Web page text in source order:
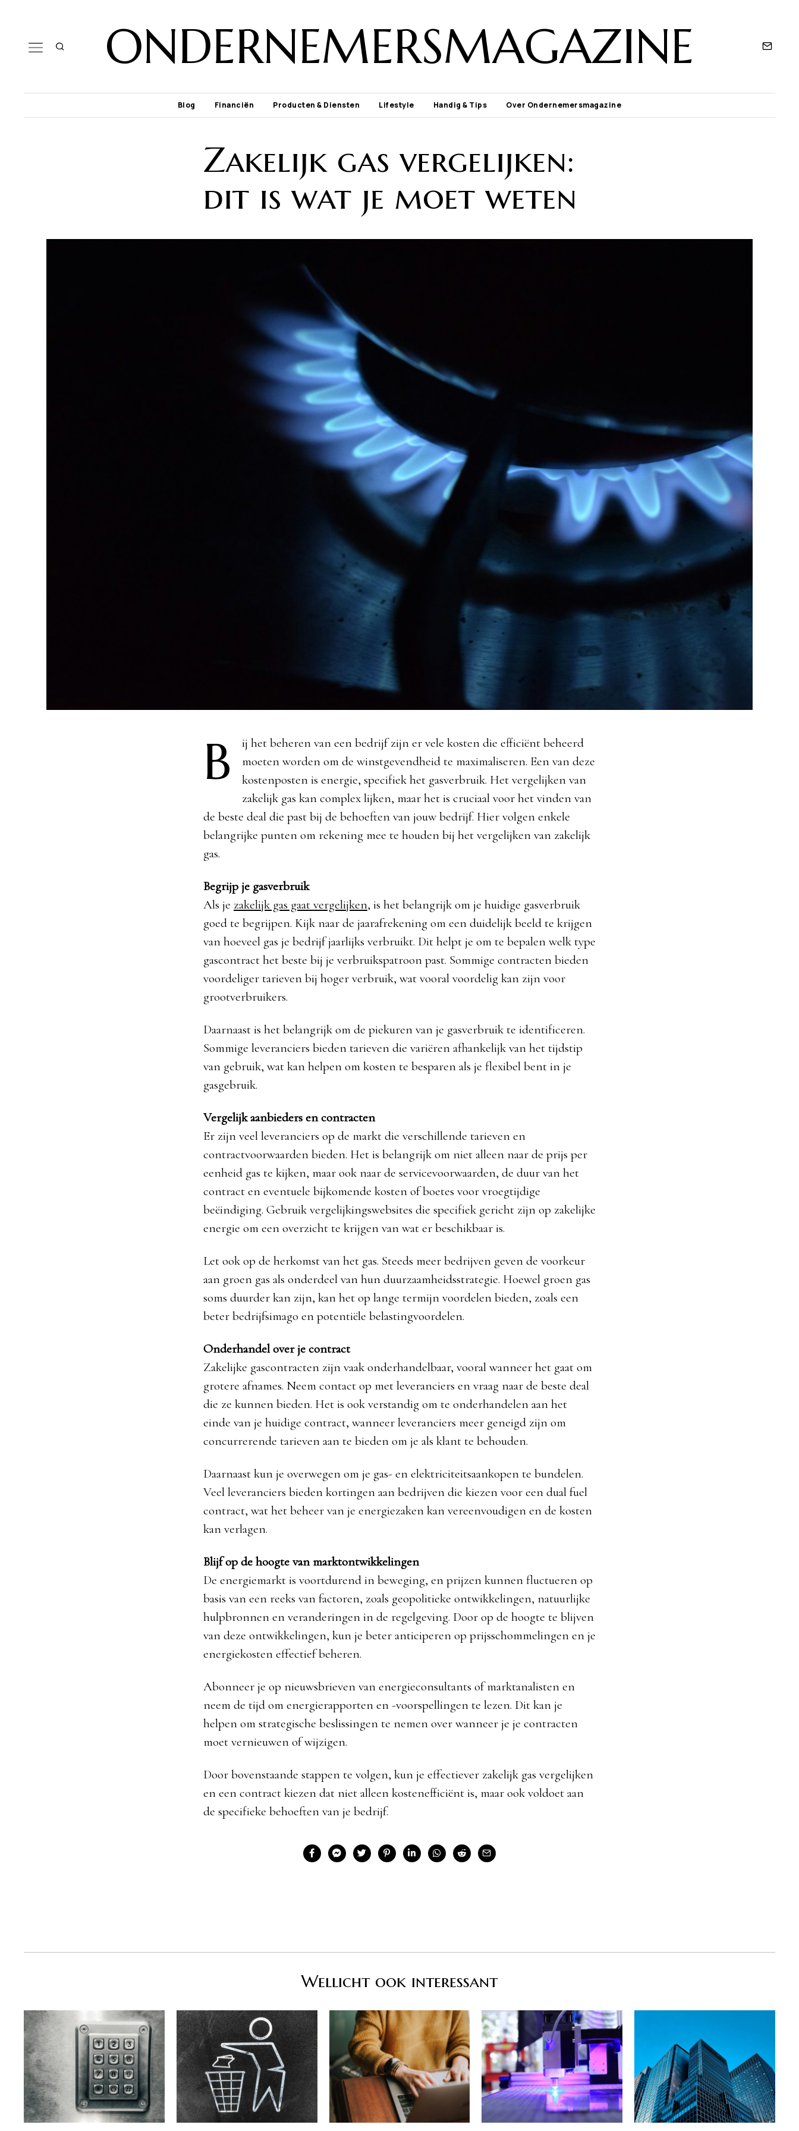
ONDERNEMERSMAGAZINE
Blog Financiën Producten & Diensten Lifestyle Handig & Tips Over Ondernemersmagazine
Zakelijk gas vergelijken:
dit is wat je moet weten
B
ij het beheren van een bedrijf zijn er vele kosten die efficiënt beheerd
moeten worden om de winstgevendheid te maximaliseren. Een van deze
kostenposten is energie, specifiek het gasverbruik. Het vergelijken van
zakelijk gas kan complex lijken, maar het is cruciaal voor het vinden van
de beste deal die past bij de behoeften van jouw bedrijf. Hier volgen enkele
belangrijke punten om rekening mee te houden bij het vergelijken van zakelijk
gas.
Begrijp je gasverbruik
Als je zakelijk gas gaat vergelijken, is het belangrijk om je huidige gasverbruik
goed te begrijpen. Kijk naar de jaarafrekening om een duidelijk beeld te krijgen
van hoeveel gas je bedrijf jaarlijks verbruikt. Dit helpt je om te bepalen welk type
gascontract het beste bij je verbruikspatroon past. Sommige contracten bieden
voordeliger tarieven bij hoger verbruik, wat vooral voordelig kan zijn voor
grootverbruikers.
Daarnaast is het belangrijk om de piekuren van je gasverbruik te identificeren.
Sommige leveranciers bieden tarieven die variëren afhankelijk van het tijdstip
van gebruik, wat kan helpen om kosten te besparen als je flexibel bent in je
gasgebruik.
Vergelijk aanbieders en contracten
Er zijn veel leveranciers op de markt die verschillende tarieven en
contractvoorwaarden bieden. Het is belangrijk om niet alleen naar de prijs per
eenheid gas te kijken, maar ook naar de servicevoorwaarden, de duur van het
contract en eventuele bijkomende kosten of boetes voor vroegtijdige
beëindiging. Gebruik vergelijkingswebsites die specifiek gericht zijn op zakelijke
energie om een overzicht te krijgen van wat er beschikbaar is.
Let ook op de herkomst van het gas. Steeds meer bedrijven geven de voorkeur
aan groen gas als onderdeel van hun duurzaamheidsstrategie. Hoewel groen gas
soms duurder kan zijn, kan het op lange termijn voordelen bieden, zoals een
beter bedrijfsimago en potentiële belastingvoordelen.
Onderhandel over je contract
Zakelijke gascontracten zijn vaak onderhandelbaar, vooral wanneer het gaat om
grotere afnames. Neem contact op met leveranciers en vraag naar de beste deal
die ze kunnen bieden. Het is ook verstandig om te onderhandelen aan het
einde van je huidige contract, wanneer leveranciers meer geneigd zijn om
concurrerende tarieven aan te bieden om je als klant te behouden.
Daarnaast kun je overwegen om je gas- en elektriciteitsaankopen te bundelen.
Veel leveranciers bieden kortingen aan bedrijven die kiezen voor een dual fuel
contract, wat het beheer van je energiezaken kan vereenvoudigen en de kosten
kan verlagen.
Blijf op de hoogte van marktontwikkelingen
De energiemarkt is voortdurend in beweging, en prijzen kunnen fluctueren op
basis van een reeks van factoren, zoals geopolitieke ontwikkelingen, natuurlijke
hulpbronnen en veranderingen in de regelgeving. Door op de hoogte te blijven
van deze ontwikkelingen, kun je beter anticiperen op prijsschommelingen en je
energiekosten effectief beheren.
Abonneer je op nieuwsbrieven van energieconsultants of marktanalisten en
neem de tijd om energierapporten en -voorspellingen te lezen. Dit kan je
helpen om strategische beslissingen te nemen over wanneer je je contracten
moet vernieuwen of wijzigen.
Door bovenstaande stappen te volgen, kun je effectiever zakelijk gas vergelijken
en een contract kiezen dat niet alleen kostenefficiënt is, maar ook voldoet aan
de specifieke behoeften van je bedrijf.
Wellicht ook interessant